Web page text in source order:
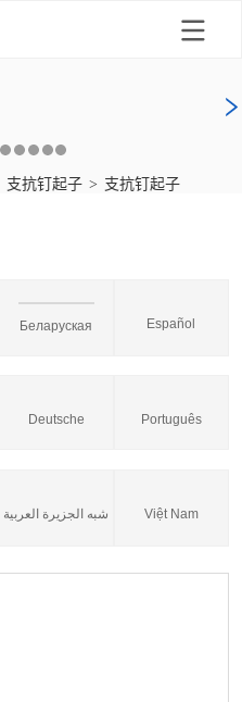
支抗钉起子 > 支抗钉起子
Беларуская Español
Deutsche Português
شبه الجزيرة العربية Việt Nam